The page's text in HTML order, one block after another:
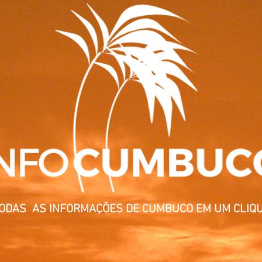
AS INFORMAÇÕES DE CUMBUCO EM UM